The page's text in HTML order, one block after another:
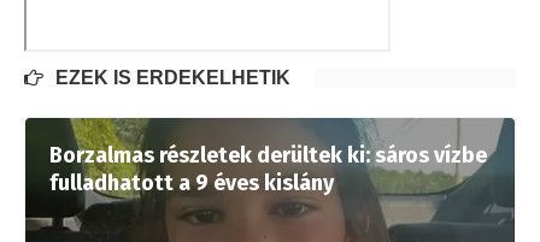
EZEK IS ÉRDEKELHETIK
Borzalmas részletek derültek ki: sáros vízbe
fulladhatott a 9 éves kislány